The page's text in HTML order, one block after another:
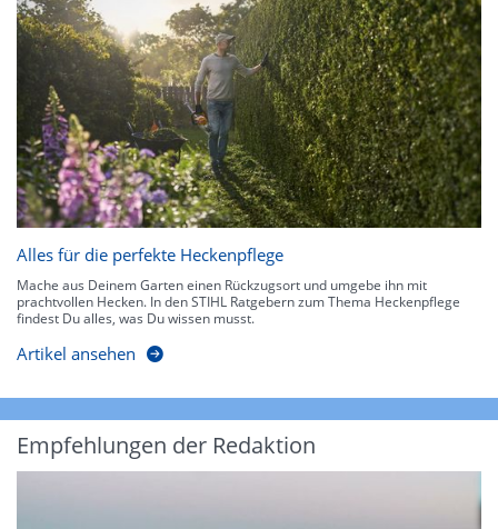
Alles für die perfekte Heckenpflege
Mache aus Deinem Garten einen Rückzugsort und umgebe ihn mit
prachtvollen Hecken. In den STIHL Ratgebern zum Thema Heckenpflege
findest Du alles, was Du wissen musst.
Artikel ansehen
Empfehlungen der Redaktion